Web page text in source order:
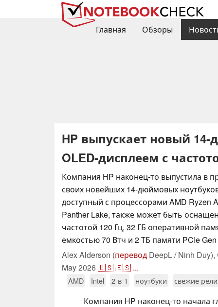
Главная Обзоры
HP выпускает новый
OLED-дисплеем с
Компания HP наконец-то выпустила в
своих новейших 14-дюймовых
доступный с процессорами AMD Ryzen
Panther Lake, также может быть
частотой 120 Гц, 32 ГБ оперативной
емкостью 70 Втч и 2 ТБ памяти PCIe Gen
Alex Alderson (перевод DeepL / Ninh Duy),
May 2026🇺🇸🇪🇸 ...
AMD Intel 2-в-1 ноутбуки свежие
Компания HP наконец-то начала